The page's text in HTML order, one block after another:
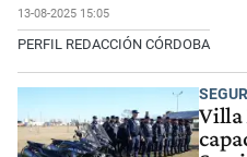
13-08-2025 15:05
PERFIL REDACCIÓN CÓRDOBA
Villa